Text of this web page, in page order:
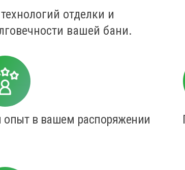
отделки и
вашей бани.
в вашем распоряжении